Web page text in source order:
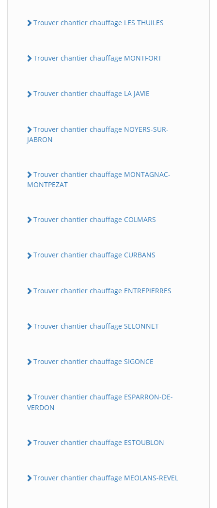
Trouver chantier chauffage LES THUILES
Trouver chantier chauffage MONTFORT
Trouver chantier chauffage LA JAVIE
Trouver chantier chauffage NOYERS-SUR-
JABRON
Trouver chantier chauffage MONTAGNAC-
MONTPEZAT
Trouver chantier chauffage COLMARS
Trouver chantier chauffage CURBANS
Trouver chantier chauffage ENTREPIERRES
Trouver chantier chauffage SELONNET
Trouver chantier chauffage SIGONCE
Trouver chantier chauffage ESPARRON-DE-
VERDON
Trouver chantier chauffage ESTOUBLON
Trouver chantier chauffage MEOLANS-REVEL